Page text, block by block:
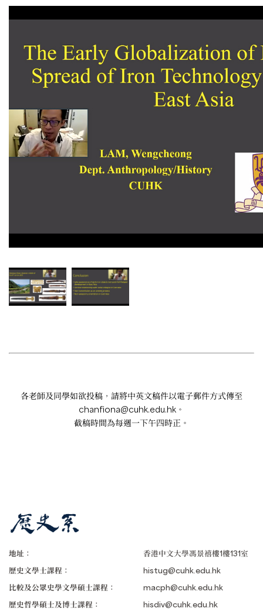
各老師及同學如欲投稿，請將中英文稿件以電子郵件方式傳至
chanfiona@cuhk.edu.hk 。
截稿時間為每週一下午四時正。
地址：
香港中文大學馮景禧樓1樓131室
歷史文學士課程：
histug@cuhk.edu.hk
比較及公眾史學文學碩士課程：
macph@cuhk.edu.hk
歷史哲學碩士及博士課程：
hisdiv@cuhk.edu.hk